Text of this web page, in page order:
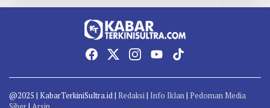
@2025 | KabarTerkiniSultra.id | Redaksi| Info Iklan| Pedoman Media